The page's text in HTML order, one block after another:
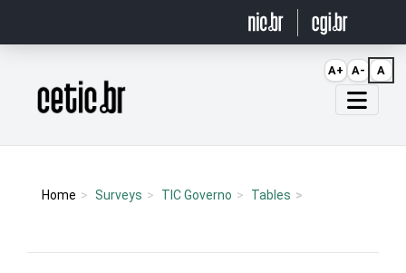
Página inicial
Home Surveys TIC Governo Tables
A+ A- A